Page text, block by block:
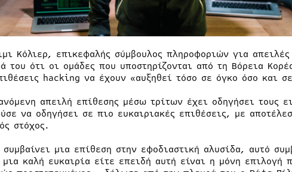
Κόλιερ, επικεφαλής σύμβουλος πληροφοριών για
του ότι οι ομάδες που υποστηρίζονται από τη Βόρεια
hacking να έχουν «αυξηθεί τόσο σε όγκο όσο και
απειλή επίθεσης μέσω τρίτων έχει οδηγήσει τους
να οδηγήσει σε πιο ευκαιριακές επιθέσεις, με
στόχος.
συμβαίνει μια επίθεση στην εφοδιαστική αλυσίδα, αυτό
μια καλή ευκαιρία είτε επειδή αυτή είναι η μόνη επιλογή